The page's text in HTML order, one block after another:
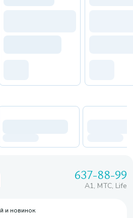
637-88-99
A1, МТС, Life
и новинок